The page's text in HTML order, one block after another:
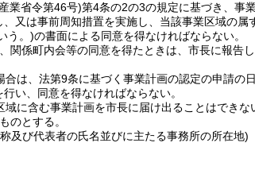
業省令第46号)第4条の2の3の規定に基づき、事
又は事前周知措置を実施し、当該事業区域の
う。)の書面による同意を得なければならない。
関係町内会等の同意を得たときは、市長に報告し
は、法第9条に基づく事業計画の認定の申請の
い、同意を得なければならない。
に含む事業計画を市長に届け出ることはできな
のとする。
及び代表者の氏名並びに主たる事務所の所在地)